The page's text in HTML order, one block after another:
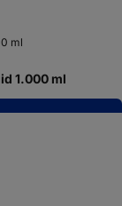
1.000 ml